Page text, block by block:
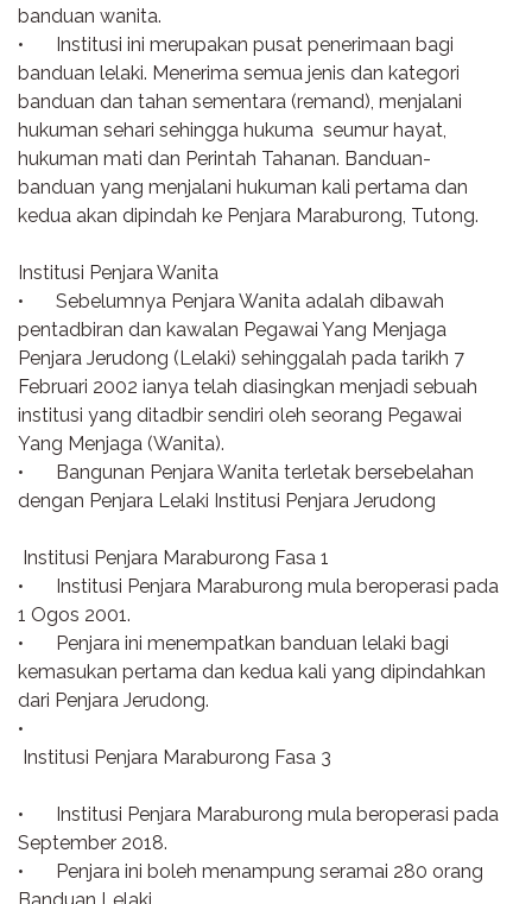
banduan wanita.
•
Institusi ini merupakan pusat penerimaan bagi
banduan lelaki. Menerima semua jenis dan kategori
banduan dan tahan sementara (remand), menjalani
hukuman sehari sehingga hukuma seumur hayat,
hukuman mati dan Perintah Tahanan. Banduan-
banduan yang menjalani hukuman kali pertama dan
kedua akan dipindah ke Penjara Maraburong, Tutong.
Institusi Penjara Wanita
•
Sebelumnya Penjara Wanita adalah dibawah
pentadbiran dan kawalan Pegawai Yang Menjaga
Penjara Jerudong (Lelaki) sehinggalah pada tarikh 7
Februari 2002 ianya telah diasingkan menjadi sebuah
institusi yang ditadbir sendiri oleh seorang Pegawai
Yang Menjaga (Wanita).
•
Bangunan Penjara Wanita terletak bersebelahan
dengan Penjara Lelaki Institusi Penjara Jerudong
Institusi Penjara Maraburong Fasa 1
•
Institusi Penjara Maraburong mula beroperasi pada
1 Ogos 2001.
•
Penjara ini menempatkan banduan lelaki bagi
kemasukan pertama dan kedua kali yang dipindahkan
dari Penjara Jerudong.
•
Institusi Penjara Maraburong Fasa 3
•
Institusi Penjara Maraburong mula beroperasi pada
September 2018.
•
Penjara ini boleh menampung seramai 280 orang